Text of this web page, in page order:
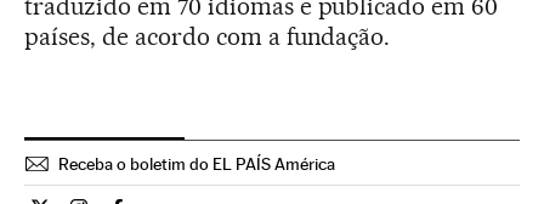
países, de acordo com a fundação.
Receba o boletim do EL PAÍS América